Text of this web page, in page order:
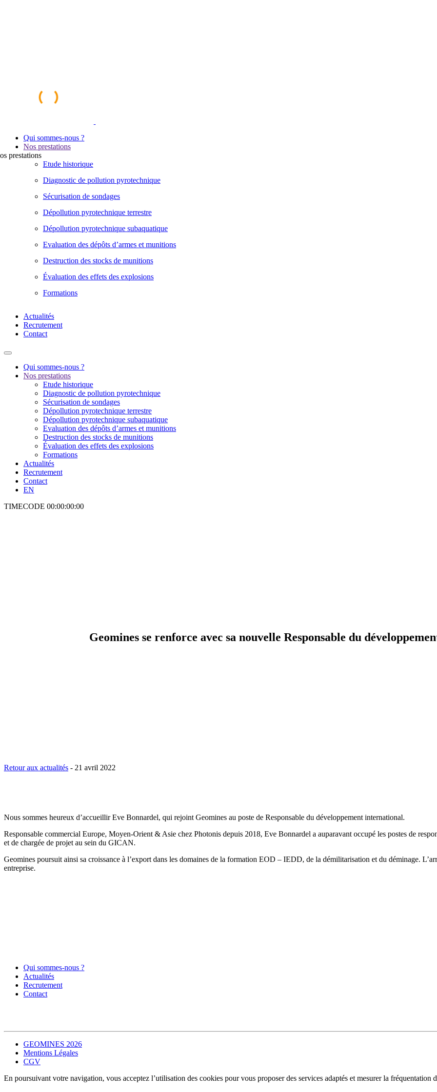
Qui sommes-nous ?
Nos prestations
prestations
Etude historique
Diagnostic de pollution pyrotechnique
Sécurisation de sondages
Dépollution pyrotechnique terrestre
Dépollution pyrotechnique subaquatique
Evaluation des dépôts d’armes et munitions
Destruction des stocks de munitions
Évaluation des effets des explosions
Formations
Actualités
Recrutement
Contact
Qui sommes-nous ?
Nos prestations
Etude historique
Diagnostic de pollution pyrotechnique
Sécurisation de sondages
Dépollution pyrotechnique terrestre
Dépollution pyrotechnique subaquatique
Evaluation des dépôts d’armes et munitions
Destruction des stocks de munitions
Évaluation des effets des explosions
Formations
Actualités
Recrutement
Contact
EN
TIMECODE 00:00:00:00
Geomines se renforce avec sa nouvelle Responsable du
Retour aux actualités - 21 avril 2022
Nous sommes heureux d’accueillir Eve Bonnardel, qui rejoint Geomines au poste de Responsable du développement international.
Responsable commercial Europe, Moyen-Orient & Asie chez Photonis depuis 2018, Eve Bonnardel a auparavant occupé les postes de
et de chargée de projet au sein du GICAN.
Geomines poursuit ainsi sa croissance à l’export dans les domaines de la formation EOD – IEDD, de la démilitarisation et du déminage.
entreprise.
Qui sommes-nous ?
Actualités
Recrutement
Contact
GEOMINES 2026
Mentions Légales
CGV
En poursuivant votre navigation, vous acceptez l’utilisation des cookies pour vous proposer des services adaptés et mesurer la fréquentation